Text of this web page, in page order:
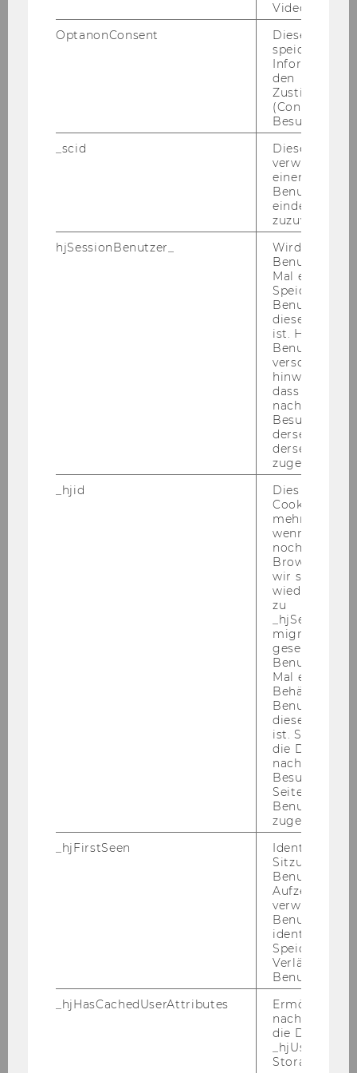
multi-theoretical perspective on
structure, agency & power
Innovative strategies of Austrian
employee representatives
towards sustainable energy
Assessing the biophysical
elements of a 'paradise' a case
Philippines applying MuSIASEM
and the perspective of Socio-
Ecological Economics and Policy
Reconceptualizing circular
economy? the case of Reparatur-
und Servicezentrum (R.U.S.Z.)
The cost of climate (in)action
critical discourse analysis: the
presentation of climate change
Economic liberalizations and
their effect on individualization
processes the case of Abenomics
Participation and empowerment
for social cohesion the case of
Vielfalter = Partizipation und
Empowerment für Soziale
Kohäsion : Fallstudie Vielfalter
Is social empowerment through
the European energy transition a
pipe dream?
Video
OptanonConsent
Dieses Cookie
speichert
den
(Consent)
Besuchers.
_scid
Dieses
verwendet,
einem/einer
Benutzer*in
eindeutige ID
zuzuweisen
hjSessionBenutzer_
Wird gesetzt,
Benutzer
Mal eine
Speichert die
Benutzer-ID,
diese Seite
ist. Hotjar
Benutzer
verschiedene
hinweg.Stellt
dass Daten
Besuchen auf
derselben
derselben
zugeordnet
_hjid
Dies ist ein
Cookie, das
mehr setzen,
wenn ein
noch in
Browser hat,
wir seinen
zu
migrieren.
gesetzt,
Benutzer
Mal eine
Behält die
Benutzer-ID
diese Seite
ist. Stellt
die Daten von
Besuchen
Seite
Benutzer-ID
zugeordnet
_hjFirstSeen
Identifiziert
Sitzung eines
Benutzers.
verwendet,
identifizieren.
Verlängert
_hjHasCachedUserAttributes
Ermöglicht
die Daten in
Storage auf